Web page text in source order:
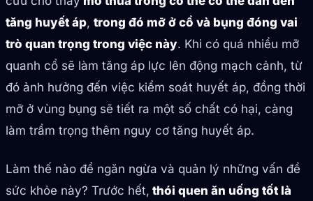
tăng huyết áp, trong đó mỡ ở cổ và bụng đóng vai
trò quan trọng trong việc này. Khi có quá nhiều mỡ
quanh cổ sẽ làm tăng áp lực lên động mạch cảnh, từ
đó ảnh hưởng đến việc kiểm soát huyết áp, đồng thời
mỡ ở vùng bụng sẽ tiết ra một số chất có hại, càng
làm trầm trọng thêm nguy cơ tăng huyết áp.
Làm thế nào để ngăn ngừa và quản lý những vấn đề
sức khỏe này? Trước hết, thói quen ăn uống tốt là